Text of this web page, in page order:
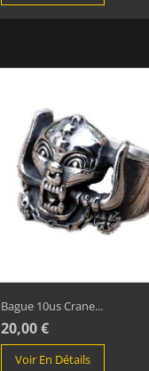
Bague 10us Crane...
20,00 €
Voir En Détails